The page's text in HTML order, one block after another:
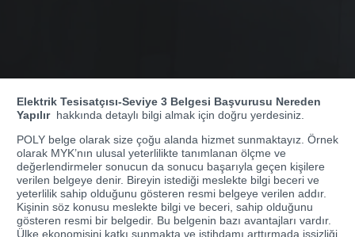
Elektrik Tesisatçısı-Seviye 3 Belgesi Başvurusu Nereden
Yapılırhakkında detaylı bilgi almak için doğru yerdesiniz.
POLY belge olarak size çoğu alanda hizmet sunmaktayız. Örnek
olarak MYK’nın ulusal yeterlilikte tanımlanan ölçme ve
değerlendirmeler sonucun da sonucu başarıyla geçen kişilere
verilen belgeye denir. Bireyin istediği meslekte bilgi beceri ve
yeterlilik sahip olduğunu gösteren resmi belgeye verilen addır.
Kişinin söz konusu meslekte bilgi ve beceri, sahip olduğunu
gösteren resmi bir belgedir. Bu belgenin bazı avantajları vardır.
Ülke ekonomisini katkı sunmakta ve istihdamı arttırmada işsizliği